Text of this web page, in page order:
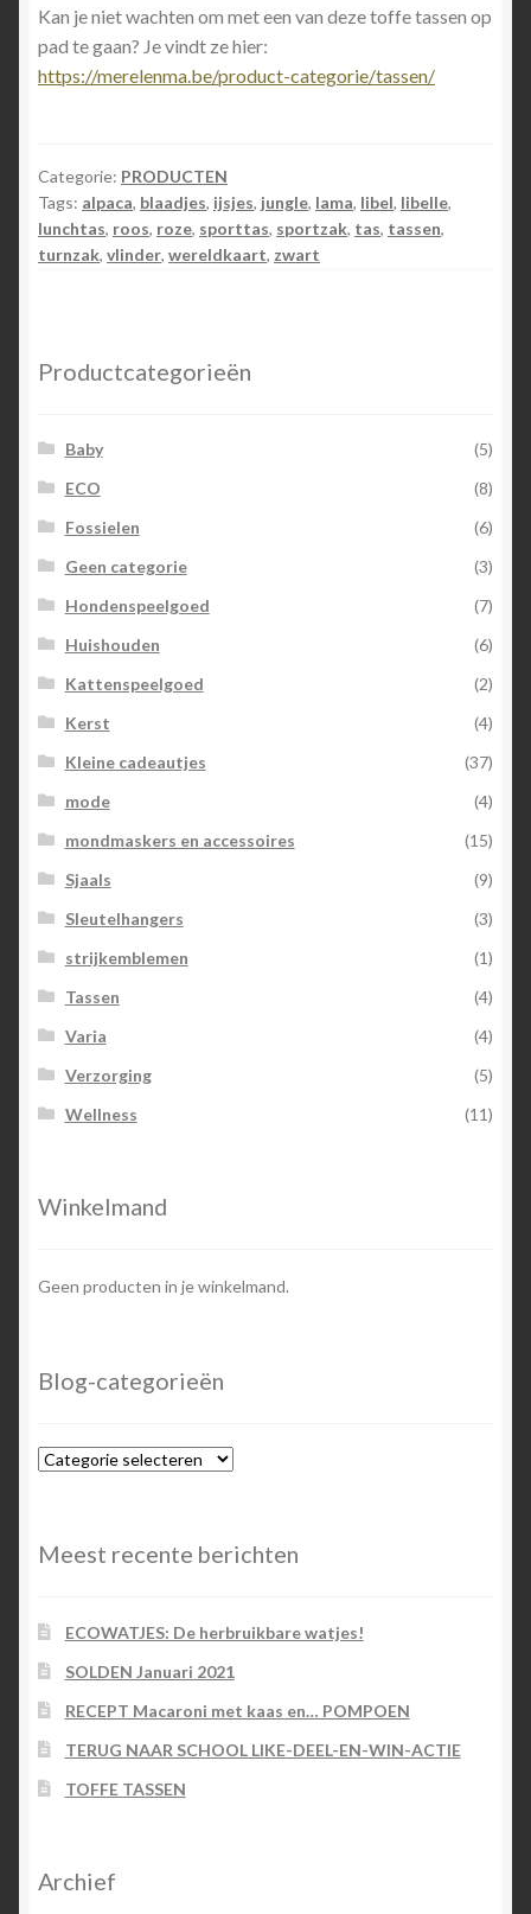
Kan je niet wachten om met een van deze toffe tassen op
pad te gaan? Je vindt ze hier:
https://merelenma.be/product-categorie/tassen/
Categorie: PRODUCTEN
Tags: alpaca, blaadjes, ijsjes, jungle, lama, libel, libelle,
lunchtas, roos, roze, sporttas, sportzak, tas, tassen,
turnzak, vlinder, wereldkaart, zwart
Productcategorieën
Baby
(5)
ECO
(8)
Fossielen
(6)
Geen categorie
(3)
Hondenspeelgoed
(7)
Huishouden
(6)
Kattenspeelgoed
(2)
Kerst
(4)
Kleine cadeautjes
(37)
mode
(4)
mondmaskers en accessoires
(15)
Sjaals
(9)
Sleutelhangers
(3)
strijkemblemen
(1)
Tassen
(4)
Varia
(4)
Verzorging
(5)
Wellness
(11)
Winkelmand
Geen producten in je winkelmand.
Blog-categorieën
Blog-
Meest recente berichten
ECOWATJES: De herbruikbare watjes!
SOLDEN Januari 2021
RECEPT Macaroni met kaas en… POMPOEN
TERUG NAAR SCHOOL LIKE-DEEL-EN-WIN-ACTIE
TOFFE TASSEN
Archief